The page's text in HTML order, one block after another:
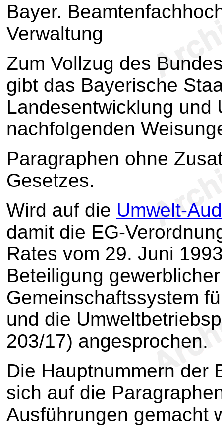
Bayer.
Verwaltung
Zum Vollzug des
gibt das Bayerische
Landesentwicklung und
nachfolgenden
Paragraphen ohne
Gesetzes.
Wird auf die Umwelt-
damit die EG-
Rates vom 29. Juni
Beteiligung
Gemeinschaftssystem
und die
203/17) angesprochen.
Die Hauptnummern der
sich auf die
Ausführungen gemacht